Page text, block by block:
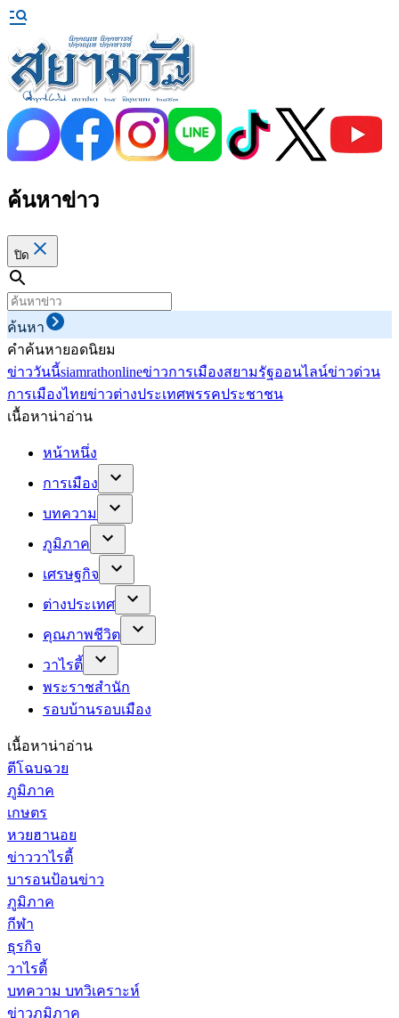
ค้นหาข่าว
ปิด
ค้นหา
คำค้นหายอดนิยม
ข่าววันนี้siamrathonlineข่าวการเมืองสยามรัฐออนไลน์ข่าวด่วน
การเมืองไทยข่าวต่างประเทศพรรคประชาชน
เนื้อหาน่าอ่าน
หน้าหนึ่ง
การเมือง
บทความ
ภูมิภาค
เศรษฐกิจ
ต่างประเทศ
คุณภาพชีวิต
วาไรตี้
พระราชสำนัก
รอบบ้านรอบเมือง
เนื้อหาน่าอ่าน
ตีโฉบฉวย
ภูมิภาค
เกษตร
หวยฮานอย
ข่าววาไรตี้
บารอนป้อนข่าว
ภูมิภาค
กีฬา
ธุรกิจ
วาไรตี้
บทความ บทวิเคราะห์
ข่าวภูมิภาค